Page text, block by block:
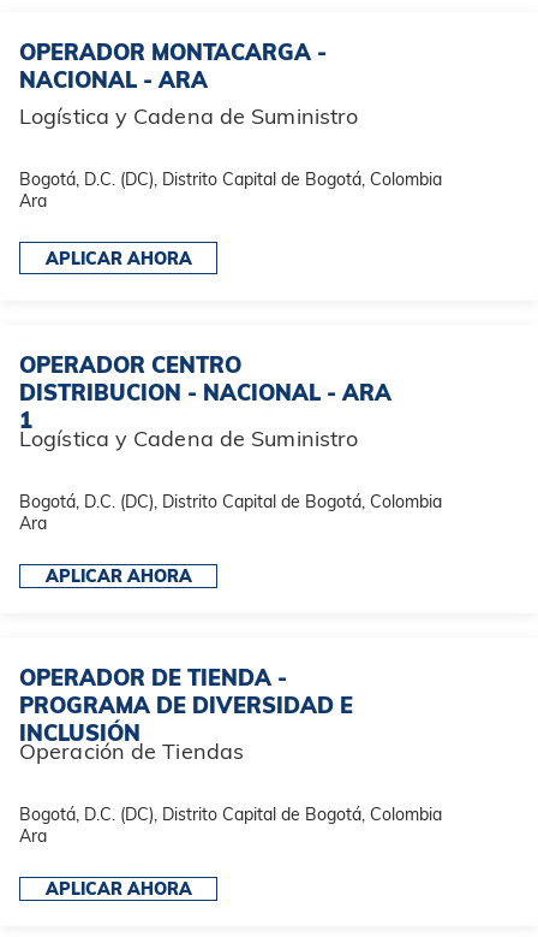
OPERADOR MONTACARGA -
NACIONAL - ARA
Logística y Cadena de Suministro
Bogotá, D.C. (DC), Distrito Capital de Bogotá, Colombia
Ara
APLICAR AHORA
OPERADOR CENTRO
DISTRIBUCION - NACIONAL - ARA
1
Logística y Cadena de Suministro
Bogotá, D.C. (DC), Distrito Capital de Bogotá, Colombia
Ara
APLICAR AHORA
OPERADOR DE TIENDA -
PROGRAMA DE DIVERSIDAD E
INCLUSIÓN
Operación de Tiendas
Bogotá, D.C. (DC), Distrito Capital de Bogotá, Colombia
Ara
APLICAR AHORA